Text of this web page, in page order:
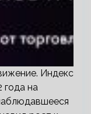
Индекс
года на